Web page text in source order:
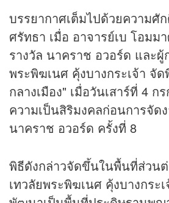
บรรยากาศเต็มไปด้วยความศั
ศรัทธา เมื่อ อาจารย์เบ โอม
รางวัล นาคราช อวอร์ด และผู้
พระพิฆเนศ คุ้งบางกระเจ้า จั
กลางเมือง" เมื่อวันเสาร์ที่ 4 ก
ความเป็นสิริมงคลก่อนการจัด
นาคราช อวอร์ด ครั้งที่ 8
พิธีดังกล่าวจัดขึ้นในพื้นที่ส่วน
เทวลัยพระพิฆเนศ คุ้งบางกระ